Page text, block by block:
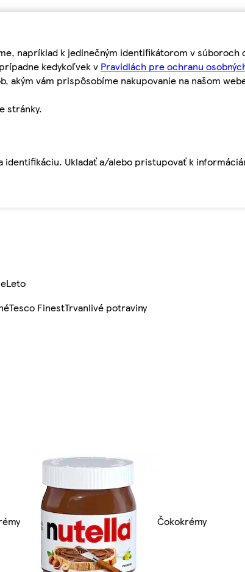
napríklad k jedinečným identifikátorom v súboroch
kedykoľvek v Pravidlách pre ochranu
akým vám prispôsobíme nakupovanie na našom
stránky.
Ukladať a/alebo pristupovať k
Leto
Tesco FinestTrvanlivé potraviny
Čokokrémy